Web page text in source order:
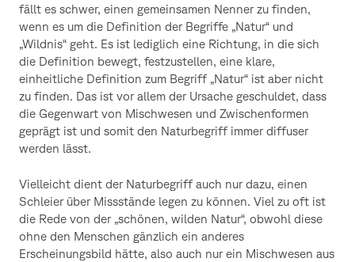
fällt es schwer, einen gemeinsamen Nenner zu finden,
wenn es um die Definition der Begriffe „Natur“ und
„Wildnis“ geht. Es ist lediglich eine Richtung, in die sich
die Definition bewegt, festzustellen, eine klare,
einheitliche Definition zum Begriff „Natur“ ist aber nicht
zu finden. Das ist vor allem der Ursache geschuldet, dass
die Gegenwart von Mischwesen und Zwischenformen
geprägt ist und somit den Naturbegriff immer diffuser
werden lässt.
Vielleicht dient der Naturbegriff auch nur dazu, einen
Schleier über Missstände legen zu können. Viel zu oft ist
die Rede von der „schönen, wilden Natur“, obwohl diese
ohne den Menschen gänzlich ein anderes
Erscheinungsbild hätte, also auch nur ein Mischwesen aus